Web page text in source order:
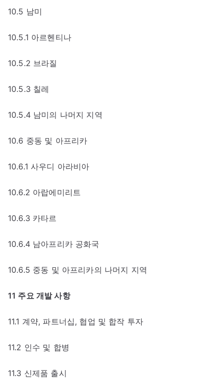
10.5 남미
10.5.1 아르헨티나
10.5.2 브라질
10.5.3 칠레
10.5.4 남미의 나머지 지역
10.6 중동 및 아프리카
10.6.1 사우디 아라비아
10.6.2 아랍에미리트
10.6.3 카타르
10.6.4 남아프리카 공화국
10.6.5 중동 및 아프리카의 나머지 지역
11 주요 개발 사항
11.1 계약, 파트너십, 협업 및 합작 투자
11.2 인수 및 합병
11.3 신제품 출시